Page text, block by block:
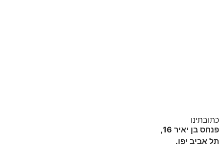
כתובתינו
פנחס בן יאיר 16,
תל אביב יפו.